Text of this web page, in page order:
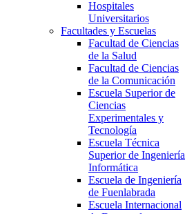
Hospitales
Universitarios
Facultades y Escuelas
Facultad de Ciencias
de la Salud
Facultad de Ciencias
de la Comunicación
Escuela Superior de
Ciencias
Experimentales y
Tecnología
Escuela Técnica
Superior de Ingeniería
Informática
Escuela de Ingeniería
de Fuenlabrada
Escuela Internacional